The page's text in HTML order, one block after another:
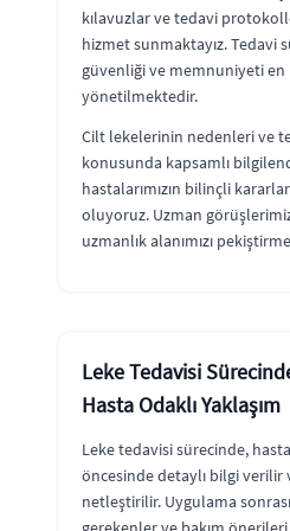
kılavuzlar ve tedavi
hizmet sunmaktayız. Tedavi
güvenliği ve memnuniyeti
yönetilmektedir.
Cilt lekelerinin nedenleri ve
konusunda kapsamlı
hastalarımızın bilinçli
oluyoruz. Uzman
uzmanlık alanımızı
Leke Tedavisi
Hasta Odaklı Yaklaşım
Leke tedavisi sürecinde,
öncesinde detaylı bilgi
netleştirilir. Uygulama